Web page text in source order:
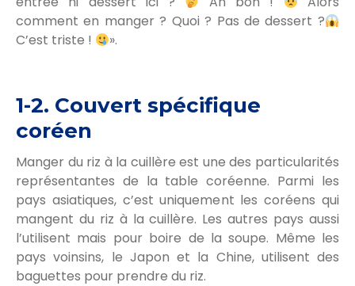
comment en manger ? Quoi ? Pas de dessert ?
C’est triste !
».
1-2. Couvert spécifique
coréen
Manger du riz à la cuillère est une des particularités
représentantes de la table coréenne. Parmi les
pays asiatiques, c’est uniquement les coréens qui
mangent du riz à la cuillère. Les autres pays aussi
l’utilisent mais pour boire de la soupe. Même les
pays voinsins, le Japon et la Chine, utilisent des
baguettes pour prendre du riz.